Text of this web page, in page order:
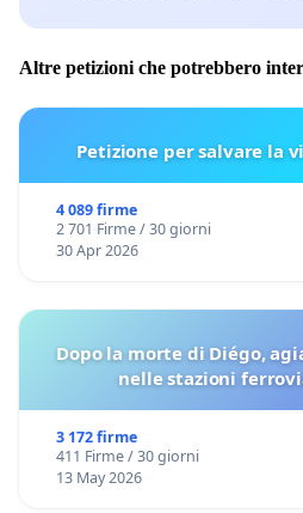
Altre petizioni che potrebbero
Petizione per salvare la
4 089 firme
2 701 Firme / 30 giorni
30 Apr 2026
Dopo la morte di Diégo,
nelle stazioni
3 172 firme
411 Firme / 30 giorni
13 May 2026